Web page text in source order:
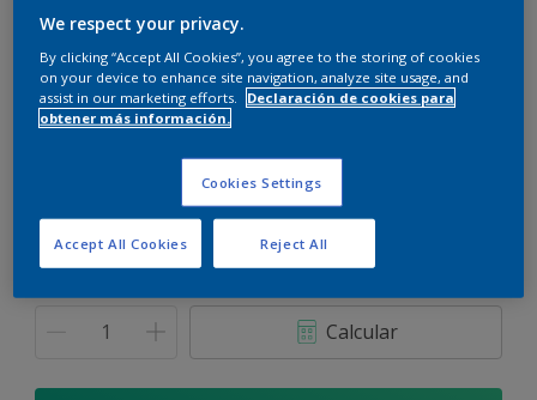
Verde Galés - 90GY 73/059
Cambiar de color
3,6 L 17,4 L
Calcular
We respect your privacy.
By clicking “Accept All Cookies”, you agree to the storing of cookies
on your device to enhance site navigation, analyze site usage, and
assist in our marketing efforts.
Declaración de cookies para
obtener más información.
Cookies Settings
Reject All
Accept All Cookies